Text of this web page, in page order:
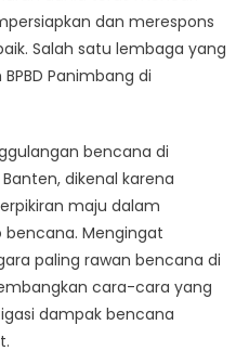
dalam
Penanggulangan
Bencana
dan merespons
Salah satu lembaga yang
Panimbang di
bencana di
dikenal karena
maju dalam
bencana. Mengingat
paling rawan bencana di
cara-cara yang
dampak bencana